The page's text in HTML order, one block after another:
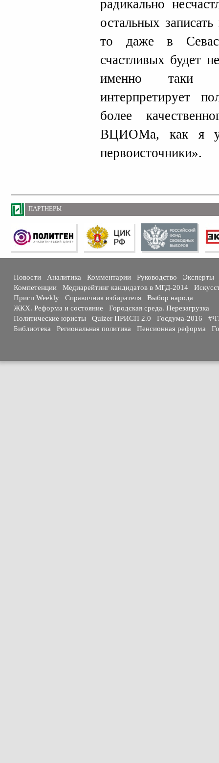
радикально
остальных
то даже в
счастливых будет
именно
интерпретирует
более
ВЦИОМа, как я
первоисточники».
ПАРТНЕРЫ
Новости Аналитика Комментарии Руководство
Эксперты
Компетенции
Медиарейтинг кандидатов в МГД-2014
Присп Weekly
Справочник избирателя
Выбор народа
ЖКХ. Реформа и состояние
Городская среда. Перезагрузка
Политические юристы
Quizer ПРИСП 2.0 Госдума-2016
Библиотека
Региональная политика Пенсионная реформа